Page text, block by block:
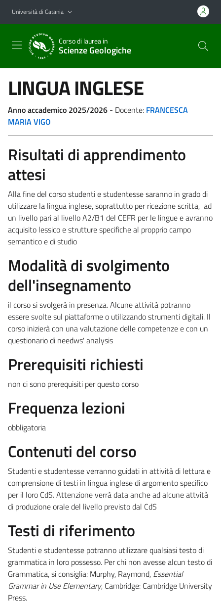
Vai al contenuto principale
Vai al menu di navigazione
Università di Catania
Corso di laurea in
Scienze Geologiche
LINGUA INGLESE
Anno accademico 2025/2026 - Docente: FRANCESCA
MARIA VIGO
Risultati di apprendimento
attesi
Alla fine del corso studenti e studentesse saranno in grado di
utilizzare la lingua inglese, soprattutto per ricezione scritta, ad
un livello pari al livello A2/B1 del CEFR per le lingue e avranno
acquisito lessico e strutture specifiche al propprio campo
semantico e di studio
Modalità di svolgimento
dell'insegnamento
il corso si svolgerà in presenza. Alcune attività potranno
essere svolte sul piattaforme o utilizzando strumenti digitali. Il
corso inizierà con una valutazione delle competenze e con un
questionario di needws' analysis
Prerequisiti richiesti
non ci sono prerequisiti per questo corso
Frequenza lezioni
obbligatoria
Contenuti del corso
Studenti e studentesse verranno guidati in attività di lettura e
comprensione di testi in lingua inglese di argomento specifico
per il loro CdS. Attenzione verrà data anche ad alcune attvità
di produzione orale del livello previsto dal CdS
Testi di riferimento
Studenti e studentesse potranno utilizzare qualsiasi testo di
grammatica in loro possesso. Per chi non avesse alcun testo di
Grammatica, si consiglia: Murphy, Raymond, Essential
Grammar in Use Elementary, Cambridge: Cambridge University
Press.